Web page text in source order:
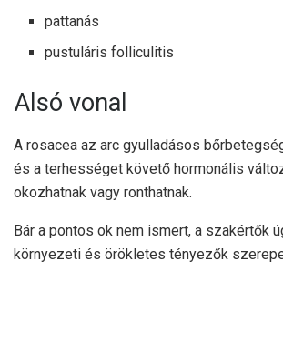
pattanás
pustuláris folliculitis
Alsó vonal
A rosacea az arc gyulladásos
és a terhességet követő hormonális
okozhatnak vagy ronthatnak.
Bár a pontos ok nem ismert, a szakértők
környezeti és örökletes tényezők